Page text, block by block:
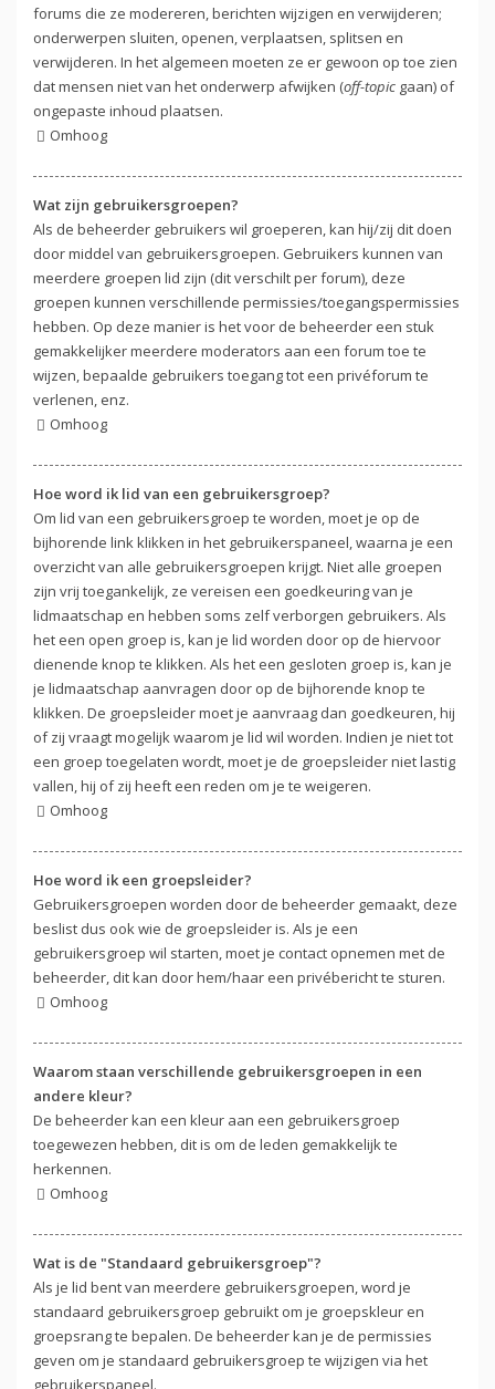
forums die ze modereren, berichten wijzigen en verwijderen;
onderwerpen sluiten, openen, verplaatsen, splitsen en
verwijderen. In het algemeen moeten ze er gewoon op toe zien
dat mensen niet van het onderwerp afwijken (off-topic gaan) of
ongepaste inhoud plaatsen.
Omhoog
Wat zijn gebruikersgroepen?
Als de beheerder gebruikers wil groeperen, kan hij/zij dit doen
door middel van gebruikersgroepen. Gebruikers kunnen van
meerdere groepen lid zijn (dit verschilt per forum), deze
groepen kunnen verschillende permissies/toegangspermissies
hebben. Op deze manier is het voor de beheerder een stuk
gemakkelijker meerdere moderators aan een forum toe te
wijzen, bepaalde gebruikers toegang tot een privéforum te
verlenen, enz.
Omhoog
Hoe word ik lid van een gebruikersgroep?
Om lid van een gebruikersgroep te worden, moet je op de
bijhorende link klikken in het gebruikerspaneel, waarna je een
overzicht van alle gebruikersgroepen krijgt. Niet alle groepen
zijn vrij toegankelijk, ze vereisen een goedkeuring van je
lidmaatschap en hebben soms zelf verborgen gebruikers. Als
het een open groep is, kan je lid worden door op de hiervoor
dienende knop te klikken. Als het een gesloten groep is, kan je
je lidmaatschap aanvragen door op de bijhorende knop te
klikken. De groepsleider moet je aanvraag dan goedkeuren, hij
of zij vraagt mogelijk waarom je lid wil worden. Indien je niet tot
een groep toegelaten wordt, moet je de groepsleider niet lastig
vallen, hij of zij heeft een reden om je te weigeren.
Omhoog
Hoe word ik een groepsleider?
Gebruikersgroepen worden door de beheerder gemaakt, deze
beslist dus ook wie de groepsleider is. Als je een
gebruikersgroep wil starten, moet je contact opnemen met de
beheerder, dit kan door hem/haar een privébericht te sturen.
Omhoog
Waarom staan verschillende gebruikersgroepen in een
andere kleur?
De beheerder kan een kleur aan een gebruikersgroep
toegewezen hebben, dit is om de leden gemakkelijk te
herkennen.
Omhoog
Wat is de "Standaard gebruikersgroep"?
Als je lid bent van meerdere gebruikersgroepen, word je
standaard gebruikersgroep gebruikt om je groepskleur en
groepsrang te bepalen. De beheerder kan je de permissies
geven om je standaard gebruikersgroep te wijzigen via het
gebruikerspaneel.